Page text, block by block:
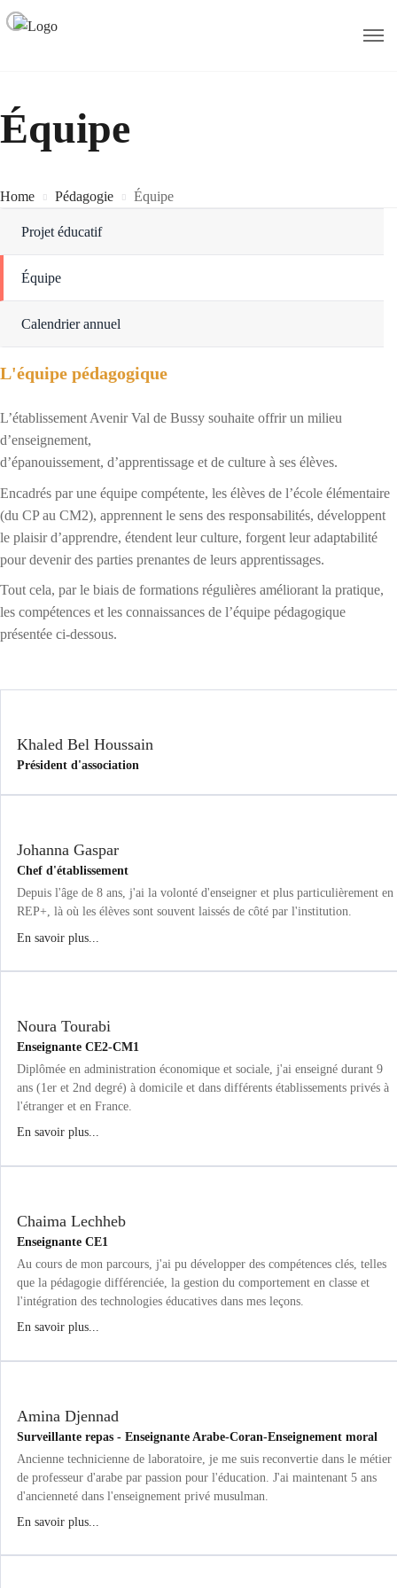
Équipe
Home Pédagogie Équipe
Projet éducatif
Équipe
Calendrier annuel
L'équipe pédagogique
L’établissement Avenir Val de Bussy souhaite offrir un milieu
d’enseignement,
d’épanouissement, d’apprentissage et de culture à ses élèves.
Encadrés par une équipe compétente, les élèves de l’école élémentaire
(du CP au CM2), apprennent le sens des responsabilités, développent
le plaisir d’apprendre, étendent leur culture, forgent leur adaptabilité
pour devenir des parties prenantes de leurs apprentissages.
Tout cela, par le biais de formations régulières améliorant la pratique,
les compétences et les connaissances de l’équipe pédagogique
présentée ci-dessous.
Khaled Bel Houssain
Président d'association
Johanna Gaspar
Chef d'établissement
Depuis l'âge de 8 ans, j'ai la volonté d'enseigner et plus particulièrement en
REP+, là où les élèves sont souvent laissés de côté par l'institution.
En savoir plus...
Noura Tourabi
Enseignante CE2-CM1
Diplômée en administration économique et sociale, j'ai enseigné durant 9
ans (1er et 2nd degré) à domicile et dans différents établissements privés à
l'étranger et en France.
En savoir plus...
Chaima Lechheb
Enseignante CE1
Au cours de mon parcours, j'ai pu développer des compétences clés, telles
que la pédagogie différenciée, la gestion du comportement en classe et
l'intégration des technologies éducatives dans mes leçons.
En savoir plus...
Amina Djennad
Surveillante repas - Enseignante Arabe-Coran-Enseignement moral
Ancienne technicienne de laboratoire, je me suis reconvertie dans le métier
de professeur d'arabe par passion pour l'éducation. J'ai maintenant 5 ans
d'ancienneté dans l'enseignement privé musulman.
En savoir plus...